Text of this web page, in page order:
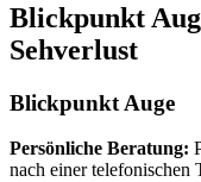
Blickpunkt
Sehverlust
Blickpunkt Auge
Persönliche Beratung:
nach einer telefonischen